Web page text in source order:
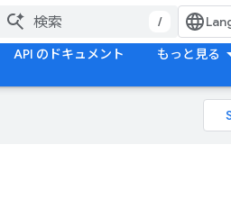
/
API のドキュメント もっと見る